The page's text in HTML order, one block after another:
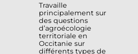
Travaille
principalement sur
des questions
d’agroécologie
territoriale en
Occitanie sur
différents types de